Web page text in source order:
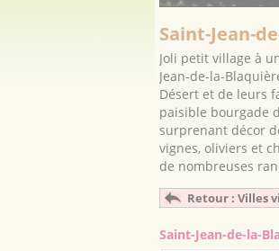
Saint-Jean-
Joli petit village à
Jean-de-la-
Désert et de leurs
paisible bourgade
surprenant décor
vignes, oliviers et
de nombreuses
Retour : Villes
Saint-Jean-de-la-